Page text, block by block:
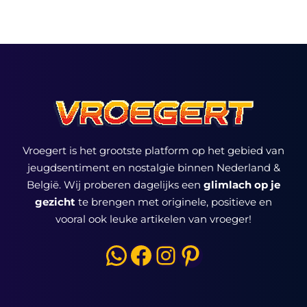
Vroegert is het grootste platform op het gebied van
jeugdsentiment en nostalgie binnen Nederland &
België. Wij proberen dagelijks een glimlach op je
gezicht te brengen met originele, positieve en
vooral ook leuke artikelen van vroeger!
WhatsApp
Facebook
Instagram
Pinterest